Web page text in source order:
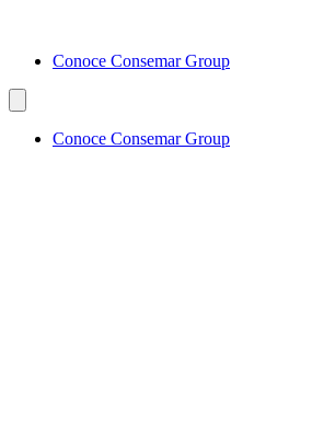
Conoce Consemar Group
Conoce Consemar Group